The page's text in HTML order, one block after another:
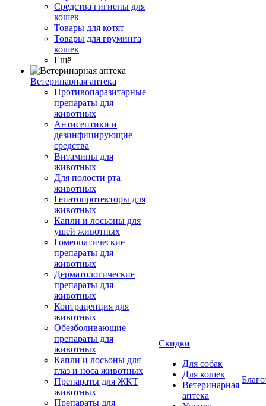
Средства гигиены для
кошек
Товары для котят
Товары для груминга
кошек
Ещё
Ветеринарная аптека
Противопаразитарные
препараты для
животных
Антисептики и
дезинфицирующие
средства
Витамины для
животных
Для полости рта
животных
Гепатопротекторы для
животных
Капли и лосьоны для
ушей животных
Гомеопатические
препараты для
животных
Дерматологические
препараты для
животных
Контрацепция для
животных
Обезболивающие
препараты для
животных
Капли и лосьоны для
глаз и носа животных
Препараты для ЖКТ
животных
Препараты для
Скидки
Для собак
Для кошек
Ветеринарная
аптека